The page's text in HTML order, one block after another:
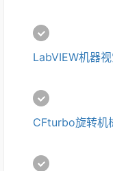
LabVIEW机器视
CFturbo旋转机